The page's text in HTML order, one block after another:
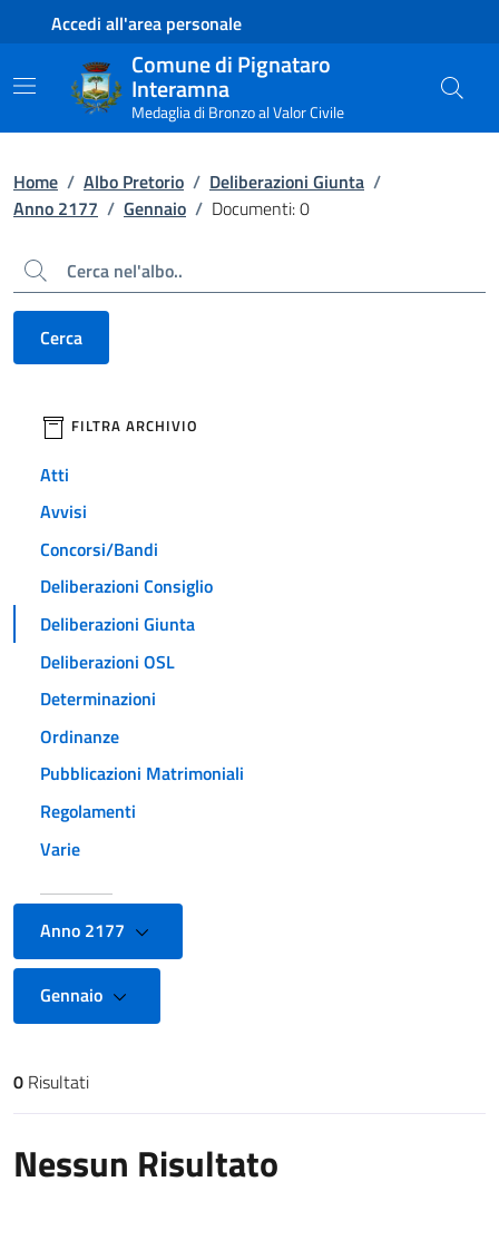
Contenuto principale
Piede di paginaAccedi all'area personale
Comune di Pignataro
Interamna
Medaglia di Bronzo al Valor Civile
Home / Albo Pretorio / Deliberazioni Giunta /
Anno 2177 / Gennaio / Documenti: 0
Cerca
Cerca
filtri da applicare
FILTRA ARCHIVIO
Atti
Avvisi
Concorsi/Bandi
Deliberazioni Consiglio
Deliberazioni Giunta
Deliberazioni OSL
Determinazioni
Ordinanze
Pubblicazioni Matrimoniali
Regolamenti
Varie
Anno 2177
Gennaio
Risultati di ricerca
0 Risultati
Nessun Risultato